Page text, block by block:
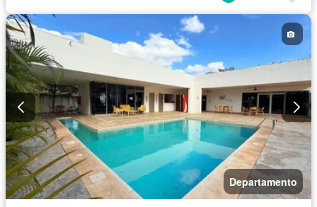
Departamento